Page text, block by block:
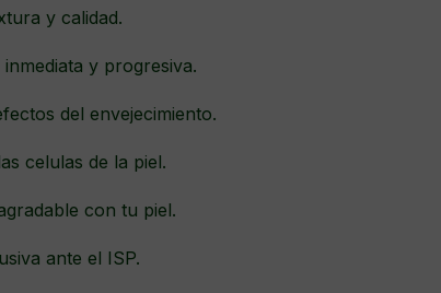
y calidad.
y progresiva.
del envejecimiento.
celulas de la piel.
con tu piel.
ante el ISP.